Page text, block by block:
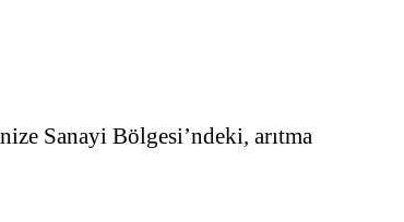
Sanayi Bölgesi’ndeki, arıtma